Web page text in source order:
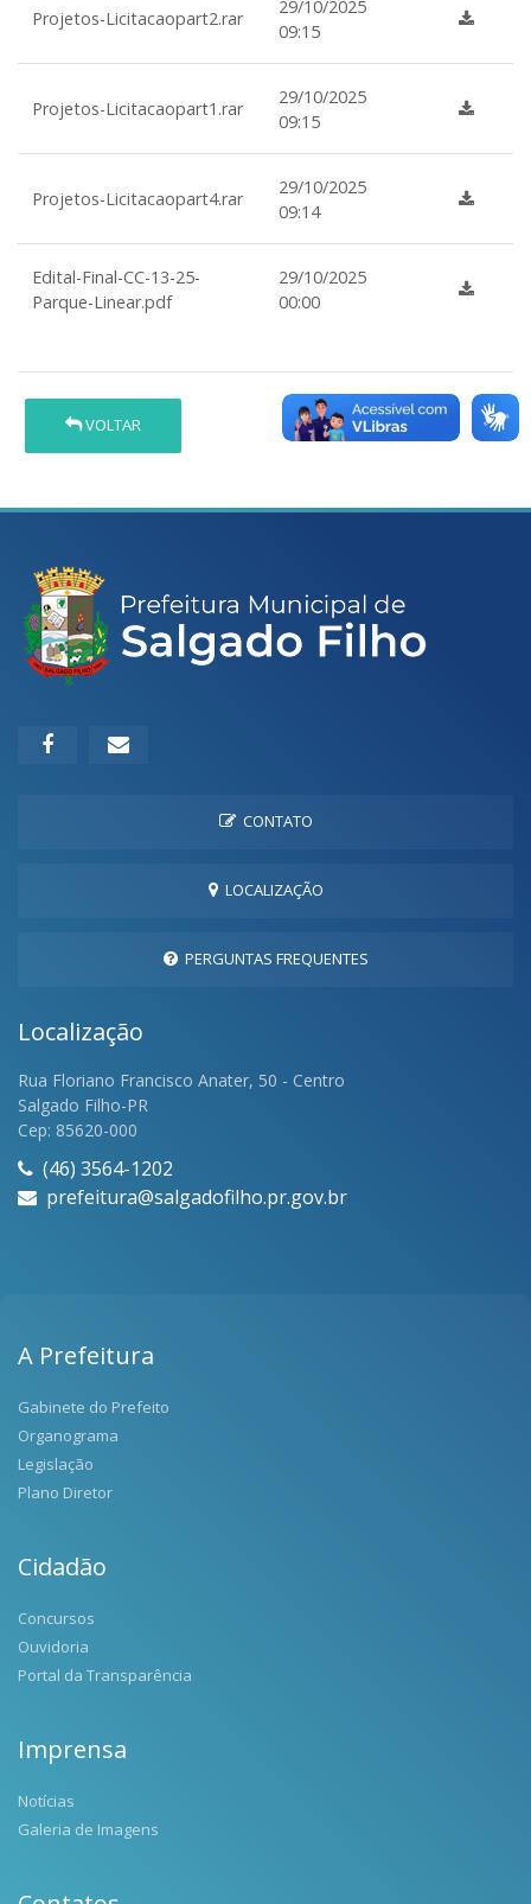
Projetos-Licitacaopart2.rar
29/10/2025
09:15
Projetos-Licitacaopart1.rar
29/10/2025
09:15
Projetos-Licitacaopart4.rar
29/10/2025
09:14
Edital-Final-CC-13-25-
Parque-Linear.pdf
29/10/2025
00:00
VOLTAR
CONTATO
LOCALIZAÇÃO
PERGUNTAS FREQUENTES
Localização
Rua Floriano Francisco Anater, 50 - Centro
Salgado Filho-PR
Cep: 85620-000
(46) 3564-1202
prefeitura@salgadofilho.pr.gov.br
A Prefeitura
Gabinete do Prefeito
Organograma
Legislação
Plano Diretor
Cidadão
Concursos
Ouvidoria
Portal da Transparência
Imprensa
Notícias
Galeria de Imagens